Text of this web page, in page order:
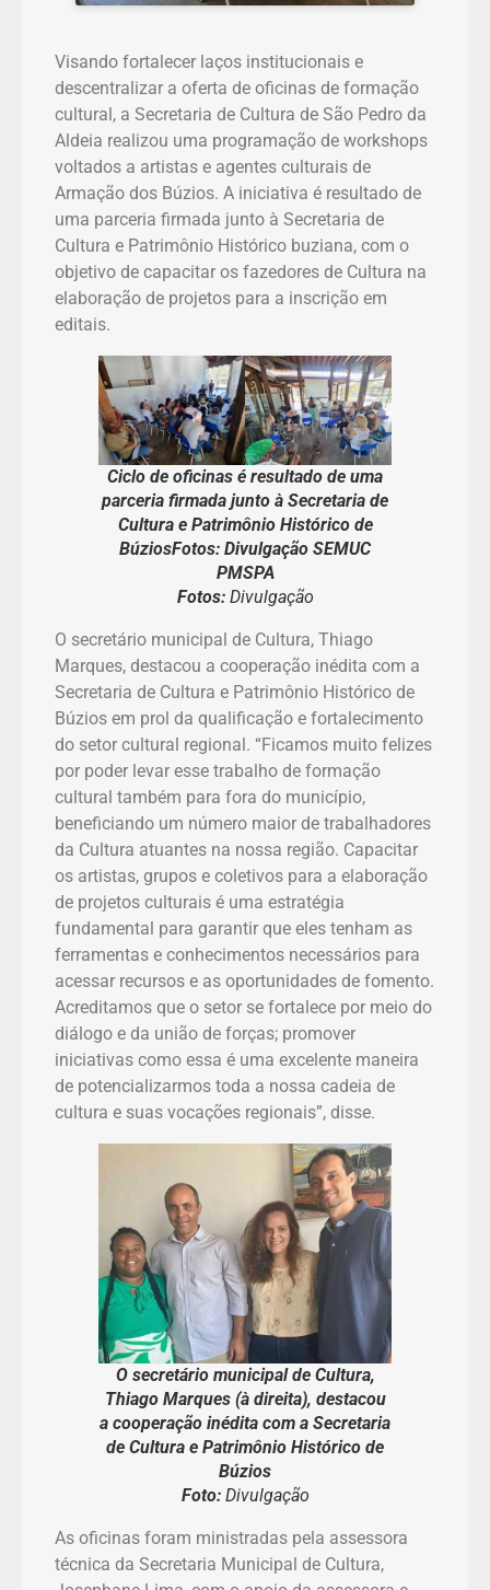
Visando fortalecer laços institucionais e
descentralizar a oferta de oficinas de formação
cultural, a Secretaria de Cultura de São Pedro da
Aldeia realizou uma programação de workshops
voltados a artistas e agentes culturais de
Armação dos Búzios. A iniciativa é resultado de
uma parceria firmada junto à Secretaria de
Cultura e Patrimônio Histórico buziana, com o
objetivo de capacitar os fazedores de Cultura na
elaboração de projetos para a inscrição em
editais.
Ciclo de oficinas é resultado de uma
parceria firmada junto à Secretaria de
Cultura e Patrimônio Histórico de
BúziosFotos: Divulgação SEMUC
PMSPA
Fotos:Divulgação
O secretário municipal de Cultura, Thiago
Marques, destacou a cooperação inédita com a
Secretaria de Cultura e Patrimônio Histórico de
Búzios em prol da qualificação e fortalecimento
do setor cultural regional. “Ficamos muito felizes
por poder levar esse trabalho de formação
cultural também para fora do município,
beneficiando um número maior de trabalhadores
da Cultura atuantes na nossa região. Capacitar
os artistas, grupos e coletivos para a elaboração
de projetos culturais é uma estratégia
fundamental para garantir que eles tenham as
ferramentas e conhecimentos necessários para
acessar recursos e as oportunidades de fomento.
Acreditamos que o setor se fortalece por meio do
diálogo e da união de forças; promover
iniciativas como essa é uma excelente maneira
de potencializarmos toda a nossa cadeia de
cultura e suas vocações regionais”, disse.
O secretário municipal de Cultura,
Thiago Marques (à direita), destacou
a cooperação inédita com a Secretaria
de Cultura e Patrimônio Histórico de
Búzios
Foto: Divulgação
As oficinas foram ministradas pela assessora
técnica da Secretaria Municipal de Cultura,